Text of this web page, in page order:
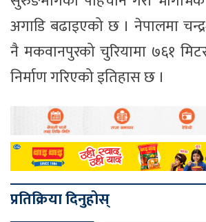
अगाडि बढाइएको छ । नेपालमा
नै मकवानपुरको चुरियामा ७६१
निर्माण गरिएको इतिहास छ ।
प्रतिक्रिया दिनुहोस्